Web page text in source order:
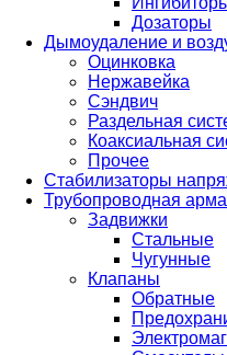
Дозаторы
Дымоудаление и
Оцинковка
Нержавейка
Сэндвич
Раздельная
Коаксиальная
Прочее
Стабилизаторы
Трубопроводная
Задвижки
Стальные
Чугунные
Клапаны
Обратные